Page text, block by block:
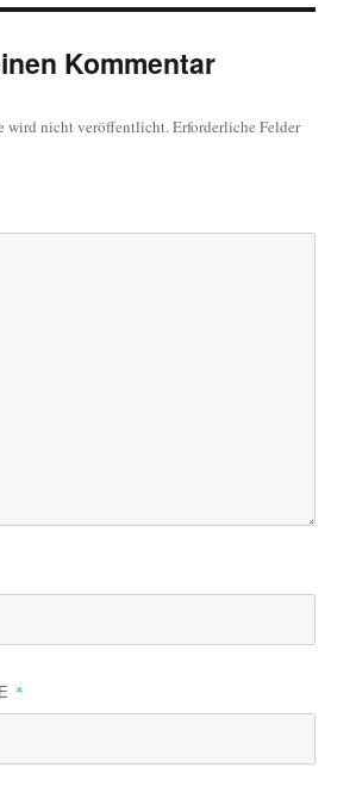
Kommentar
wird nicht veröffentlicht.Erforderliche Felder
*